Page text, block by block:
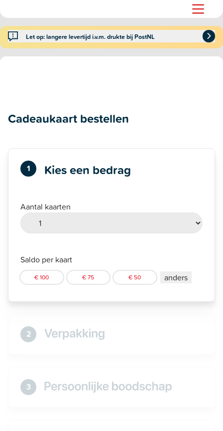
Let op: langere levertijd i.v.m. drukte bij PostNL
Cadeaukaart bestellen
1 Kies een bedrag
Aantal kaarten
Saldo per kaart
€ 100 € 75 € 50 anders
2
3